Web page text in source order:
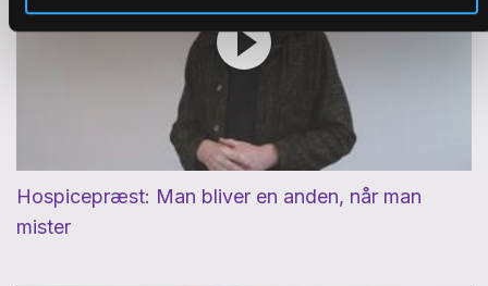
Hospicepræst: Man bliver en anden, når man
mister